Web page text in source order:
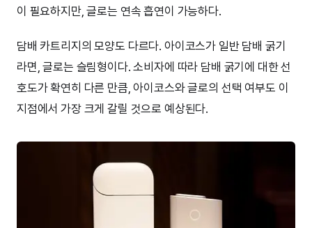
이 필요하지만, 글로는 연속 흡연이 가능하다.
담배 카트리지의 모양도 다르다. 아이코스가 일반 담배 굵기
라면, 글로는 슬림형이다. 소비자에 따라 담배 굵기에 대한 선
호도가 확연히 다른 만큼, 아이코스와 글로의 선택 여부도 이
지점에서 가장 크게 갈릴 것으로 예상된다.